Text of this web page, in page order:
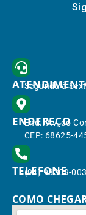
Segunda à
ENDEREÇO
End.: Av. do
CEP: 68625-
TELEFONE
(91) 98309-
COMO